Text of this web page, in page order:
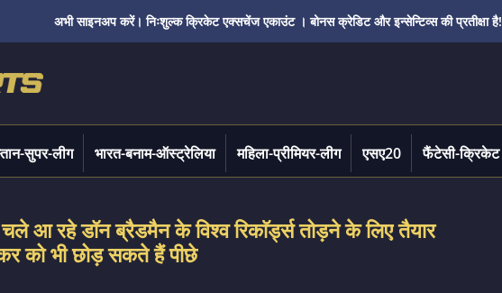
अभी साइनअप करें। निःशुल्क क्रिकेट एक्सचेंज एकाउंट । बोनस क्रेडिट और इन्सेन्टिव्स की प्रतीक्षा है!
सुपर-लीग भारत-बनाम-ऑस्ट्रेलिया महिला-प्रीमियर-लीग एसए20 फैंटेसी-क्रिकेट
आ रहे डॉन ब्रैडमैन के विश्व रिकाॅर्ड्स तोड़ने के लिए तैयार
को भी छोड़ सकते हैं पीछे